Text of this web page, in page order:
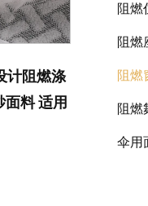
计阻燃涤
料 适用
阻燃
阻燃
阻燃
阻燃
伞用